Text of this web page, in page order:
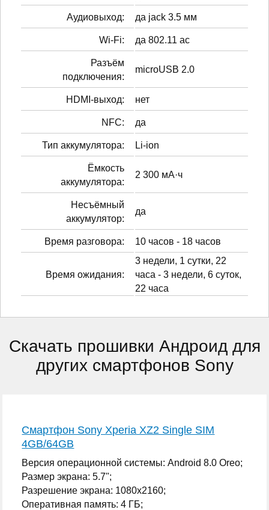
Аудиовыход: да jack 3.5 мм
Wi-Fi: да 802.11 ac
Разъём
подключения:
microUSB 2.0
HDMI-выход: нет
NFC: да
Тип аккумулятора: Li-ion
Ёмкость
аккумулятора:
2 300 мА·ч
Несъёмный
аккумулятор:
да
Время разговора: 10 часов - 18 часов
Время ожидания:
3 недели, 1 сутки, 22
часа - 3 недели, 6 суток,
22 часа
Скачать прошивки Андроид для
других смартфонов Sony
Смартфон Sony Xperia XZ2 Single SIM
4GB/64GB
Версия операционной системы: Android 8.0 Oreo;
Размер экрана: 5.7";
Разрешение экрана: 1080x2160;
Оперативная память: 4 ГБ;